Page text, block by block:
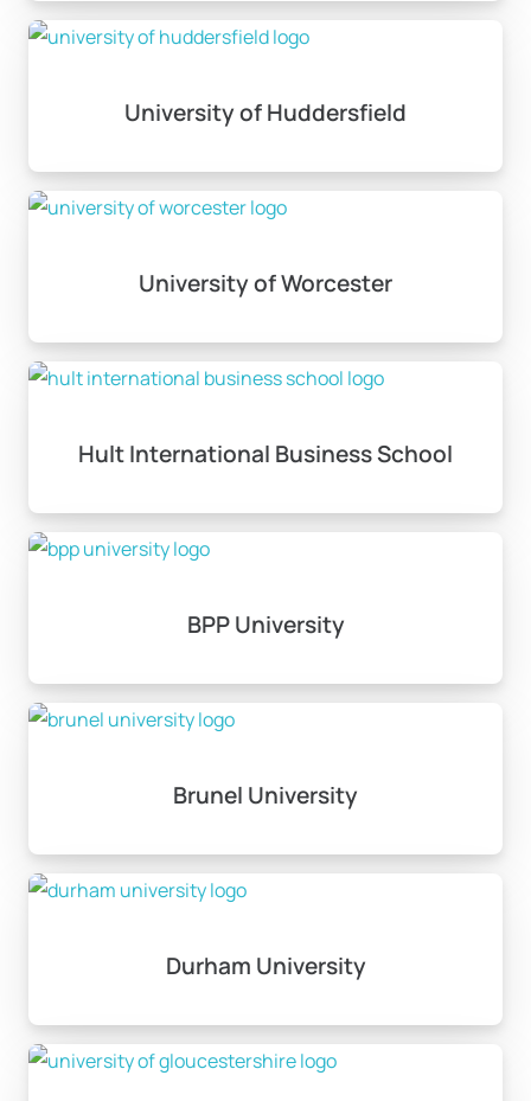
University of Huddersfield
University of Worcester
Hult International Business School
BPP University
Brunel University
Durham University